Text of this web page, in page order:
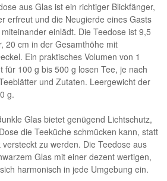
aus Glas ist ein richtiger Blickfänger,
erfreut und die Neugierde eines Gasts
einlädt. Die Teedose ist 9,5
20 cm in der Gesamthöhe mit
Ein praktisches Volumen von 1
für 100 g bis 500 g losen Tee, je nach
und Zutaten. Leergewicht der
g.
Glas bietet genügend Lichtschutz,
die Teeküche schmücken kann, statt
zu werden. Die Teedose aus
Glas mit einer dezent wertigen,
harmonisch in jede Umgebung ein.